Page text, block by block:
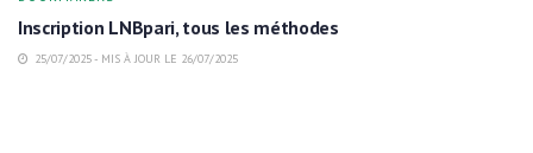
Inscription LNBpari, tous les méthodes
25/07/2025 - MIS À JOUR LE 26/07/2025